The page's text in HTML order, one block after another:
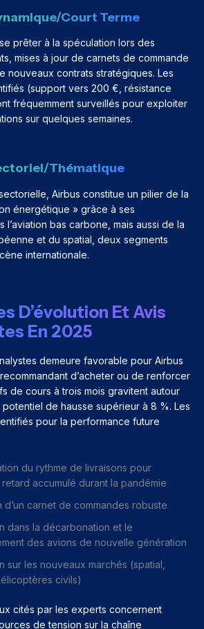
court Terme
prêter à la spéculation lors des
mises à jour de carnets de commande
nouveaux contrats stratégiques. Les
(support vers 200 €, résistance
fréquemment surveillés pour exploiter
sur quelques semaines.
thématique
Airbus constitue un pilier de la
énergétique » grâce à ses
l’aviation bas carbone, mais aussi de la
et du spatial, deux segments
internationale.
D’évolution Et Avis
En 2025
demeure favorable pour Airbus
d’acheter ou de renforcer
de cours à trois mois gravitent autour
de hausse supérieur à 8 %. Les
pour la performance future
du rythme de livraisons pour
accumulé durant la pandémie
d’un carnet de commandes robuste
dans la décarbonation et le
des avions de nouvelle génération
sur les nouveaux marchés (spatial,
civils)
cités par les experts concernent
de tension sur la chaîne